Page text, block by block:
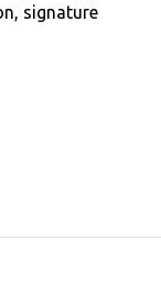
signature